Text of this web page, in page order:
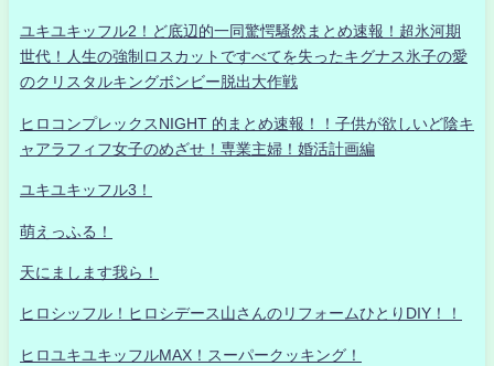
ユキユキッフル2！ど底辺的一同驚愕騒然まとめ速報！超氷河期
世代！人生の強制ロスカットですべてを失ったキグナス氷子の愛
のクリスタルキングボンビー脱出大作戦
ヒロコンプレックスNIGHT 的まとめ速報！！子供が欲しいど陰キ
ャアラフィフ女子のめざせ！専業主婦！婚活計画編
ユキユキッフル3！
萌えっふる！
天にまします我ら！
ヒロシッフル！ヒロシデース山さんのリフォームひとりDIY！！
ヒロユキユキッフルMAX！スーパークッキング！